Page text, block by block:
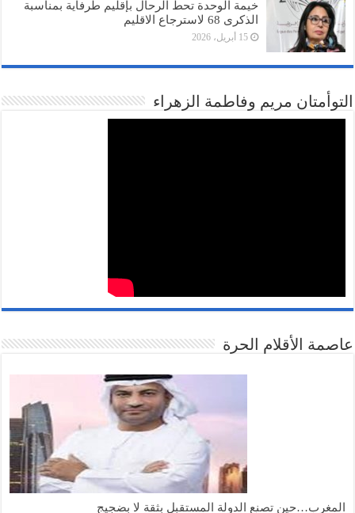
خيمة الوحدة تحط الرحال بإقليم طرفاية بمناسبة
الذكرى 68 لاسترجاع الاقليم
15 أبريل، 2026
التوأمتان مريم وفاطمة الزهراء
عاصمة الأقلام الحرة
المغرب…حين تصنع الدولة المستقبل بثقة لا بضجيج